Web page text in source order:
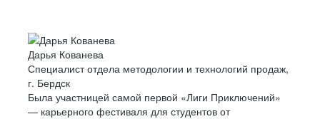
Дарья Кованева
Специалист отдела методологии и технологий продаж,
г. Бердск
Была участницей самой первой «Лиги Приключений»
— карьерного фестиваля для студентов от